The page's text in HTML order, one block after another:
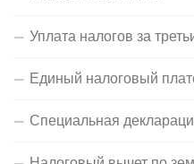
Уплата налогов за
Единый налоговый
Специальная